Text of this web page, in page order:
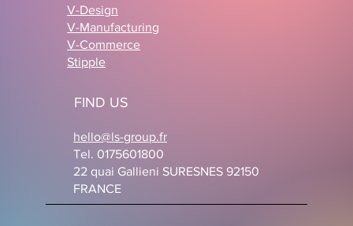
V-Design
V-Manufacturing
V-Commerce
Stipple
FIND US
hello@ls-group.fr
Tel. 0175601800
22 quai Gallieni SURESNES 92150
FRANCE